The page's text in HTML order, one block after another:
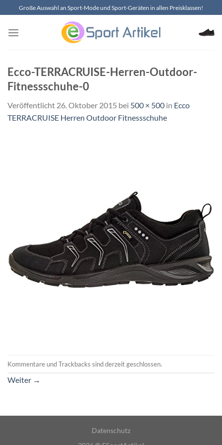
Inhalt
springen
Große Auswahl an Sport-Mode und Sport-Geräten in allen Preisklassen!
Ecco-TERRACRUISE-Herren-Outdoor-
Fitnessschuhe-0
Veröffentlicht 26. Oktober 2015 bei 500 × 500 in Ecco
TERRACRUISE Herren Outdoor Fitnessschuhe
Kommentare und Trackbacks sind derzeit geschlossen.
Weiter →
Datenschutz